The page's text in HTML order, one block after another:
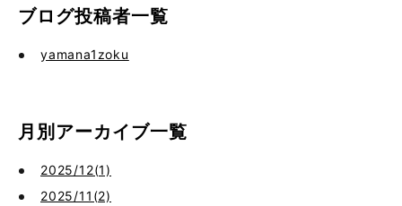
ブログ投稿者一覧
yamana1zoku
月別アーカイブ一覧
2025/12(1)
2025/11(2)